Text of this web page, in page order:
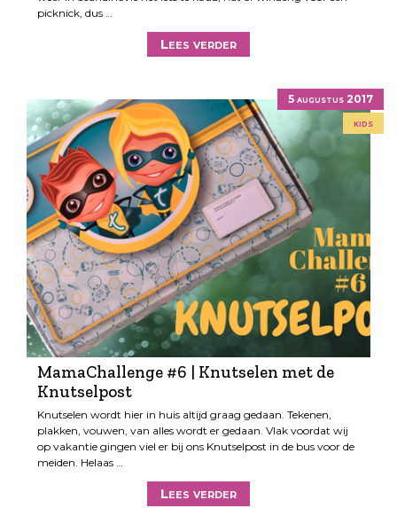
picknick, dus …
Lees verder
5 augustus 2017
kids
MamaChallenge #6 | Knutselen met de
Knutselpost
Knutselen wordt hier in huis altijd graag gedaan. Tekenen,
plakken, vouwen, van alles wordt er gedaan. Vlak voordat wij
op vakantie gingen viel er bij ons Knutselpost in de bus voor de
meiden. Helaas …
Lees verder